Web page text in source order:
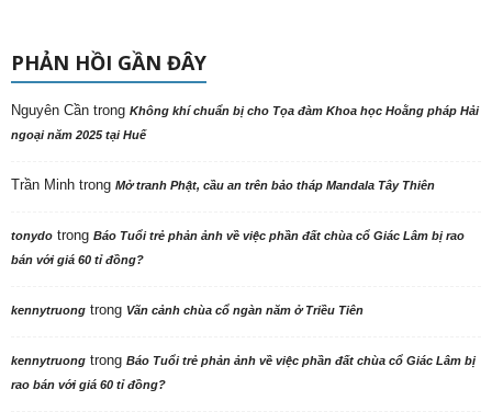
PHẢN HỒI GẦN ĐÂY
Nguyên Cần trong Không khí chuẩn bị cho Tọa đàm Khoa học Hoằng pháp Hải
ngoại năm 2025 tại Huế
Trần Minh trong Mở tranh Phật, cầu an trên bảo tháp Mandala Tây Thiên
tonydo trong Báo Tuổi trẻ phản ảnh về việc phần đất chùa cổ Giác Lâm bị rao
bán với giá 60 tỉ đồng?
kennytruong trong Vãn cảnh chùa cổ ngàn năm ở Triều Tiên
kennytruong trong Báo Tuổi trẻ phản ảnh về việc phần đất chùa cổ Giác Lâm bị
rao bán với giá 60 tỉ đồng?